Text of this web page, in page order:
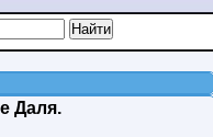
Даля.